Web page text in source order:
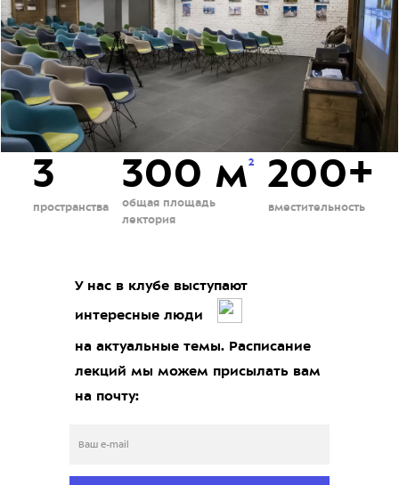
3
пространства
300 м2
общая площадь
лектория
200+
вместительность
У нас в клубе выступают
интересные люди
на актуальные темы. Расписание
лекций мы можем присылать вам
на почту: